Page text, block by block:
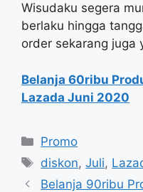
Wisudaku segera
berlaku hingga
order sekarang juga
Belanja 60ribu
Lazada Juni 2020
Categories
Promo
Tags
diskon,Juli,
Belanja 90ribu